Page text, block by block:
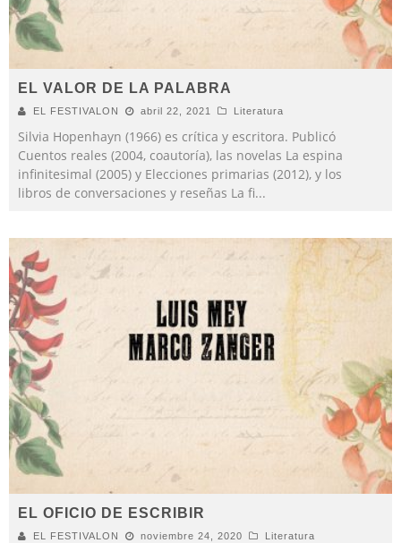
EL VALOR DE LA PALABRA
EL FESTIVALON abril 22, 2021 Literatura
Silvia Hopenhayn (1966) es crítica y escritora. Publicó
Cuentos reales (2004, coautoría), las novelas La espina
infinitesimal (2005) y Elecciones primarias (2012), y los
libros de conversaciones y reseñas La fi...
EL OFICIO DE ESCRIBIR
EL FESTIVALON noviembre 24, 2020 Literatura